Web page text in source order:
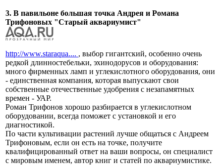
3. В павильоне большая точка Андрея и Романа
Трифоновых "Старый аквариумист"
http://www.staraqua.... , выбор гигантский, особенно очень
редкой длинностебельки, эхинодорусов и оборудования:
много фирменных ламп и углекислотного оборудования, они
- единственная компания, которая выпускают свои
собственные отечественные удобрения с незапамятных
времен - УАР.
Роман Трифонов хорошо разбирается в углекислотном
оборудовании, всегда поможет с установкой и его
диагностикой.
По части культивации растений лучше общаться с Андреем
Трифоновым, если он есть на точке, получите
квалифицированный ответ на ваши вопросы, он специалист
с мировым именем, автор книг и статей по аквариумистике.